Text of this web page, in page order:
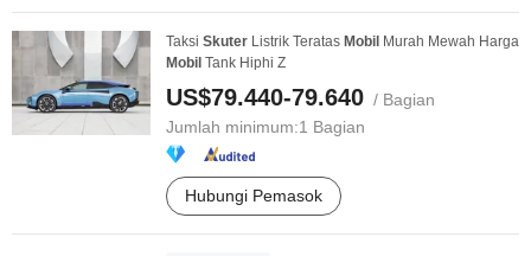
Taksi Skuter Listrik Teratas Mobil Murah Mewah Harga
Mobil Tank Hiphi Z
US$79.440-79.640 / Bagian
Jumlah minimum:1 Bagian
Hubungi Pemasok